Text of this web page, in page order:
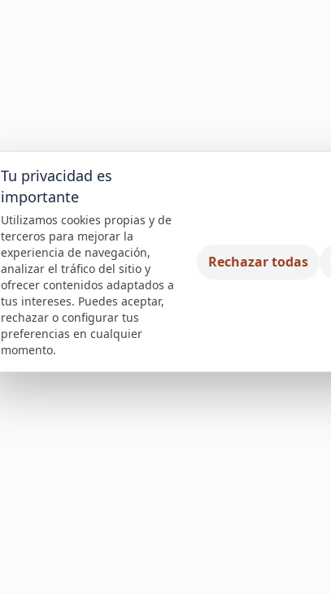
Tu privacidad es
importante
Utilizamos cookies propias y de
terceros para mejorar la
experiencia de navegación,
analizar el tráfico del sitio y
ofrecer contenidos adaptados a
tus intereses. Puedes aceptar,
rechazar o configurar tus
preferencias en cualquier
momento.
Rechazar todas